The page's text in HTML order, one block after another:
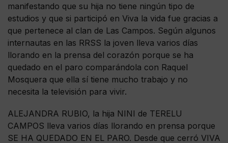
manifestando que su hija no tiene ningún tipo de
estudios y que si participó en Viva la vida fue gracias a
que pertenece al clan de Las Campos. Según algunos
internautas en las RRSS la joven lleva varios días
llorando en la prensa del corazón porque se ha
quedado en el paro comparándola con Raquel
Mosquera que ella sí tiene mucho trabajo y no
necesita la televisión para vivir.
ALEJANDRA RUBIO, la hija NINI de TERELU
CAMPOS lleva varios días llorando en prensa porque
SE HA QUEDADO EN EL PARO. Desde que cerró VIVA